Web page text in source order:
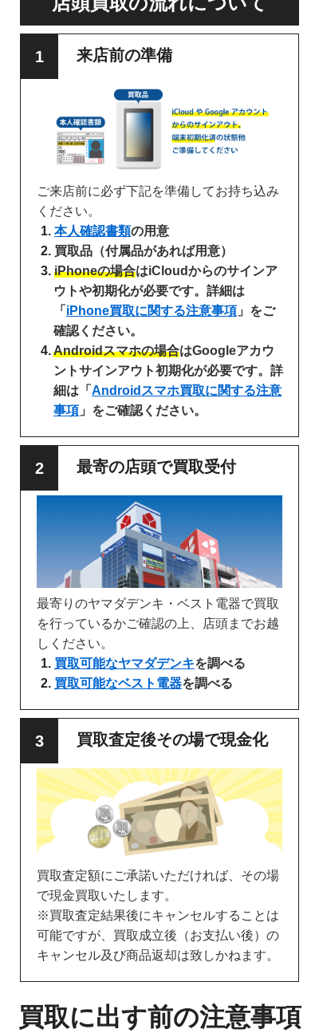
来店前の準備
ご来店前に必ず下記を準備してお持ち込み
ください。
本人確認書類の用意
買取品（付属品があれば用意）
iPhoneの場合はiCloudからのサインア
ウトや初期化が必要です。詳細は
「 iPhone買取に関する注意事項 」をご
確認ください。
Androidスマホの場合はGoogleアカウ
ントサインアウト初期化が必要です。詳
細は「 Androidスマホ買取に関する注意
事項 」をご確認ください。
最寄の店頭で買取受付
最寄りのヤマダデンキ・ベスト電器で買取
を行っているかご確認の上、店頭までお越
しください。
買取可能なヤマダデンキを調べる
買取可能なベスト電器を調べる
買取査定後その場で現金化
買取査定額にご承諾いただければ、その場
で現金買取いたします。
※買取査定結果後にキャンセルすることは
可能ですが、買取成立後（お支払い後）の
キャンセル及び商品返却は致しかねます。
買取に出す前の注意事項